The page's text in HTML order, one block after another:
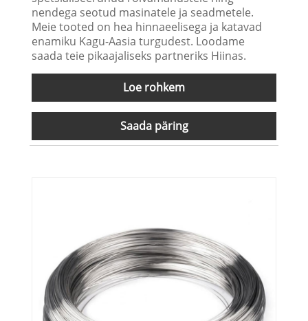
nendega seotud masinatele ja seadmetele.
Meie tooted on hea hinnaeelisega ja katavad
enamiku Kagu-Aasia turgudest. Loodame
saada teie pikaajaliseks partneriks Hiinas.
Loe rohkem
Saada päring